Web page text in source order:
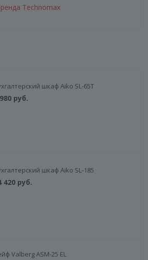
Technomax
шкаф Aiko SL-65Т
руб.
шкаф Aiko SL-185
420 руб.
Valberg ASM-25 EL